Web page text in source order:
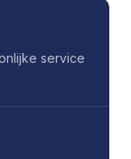
service